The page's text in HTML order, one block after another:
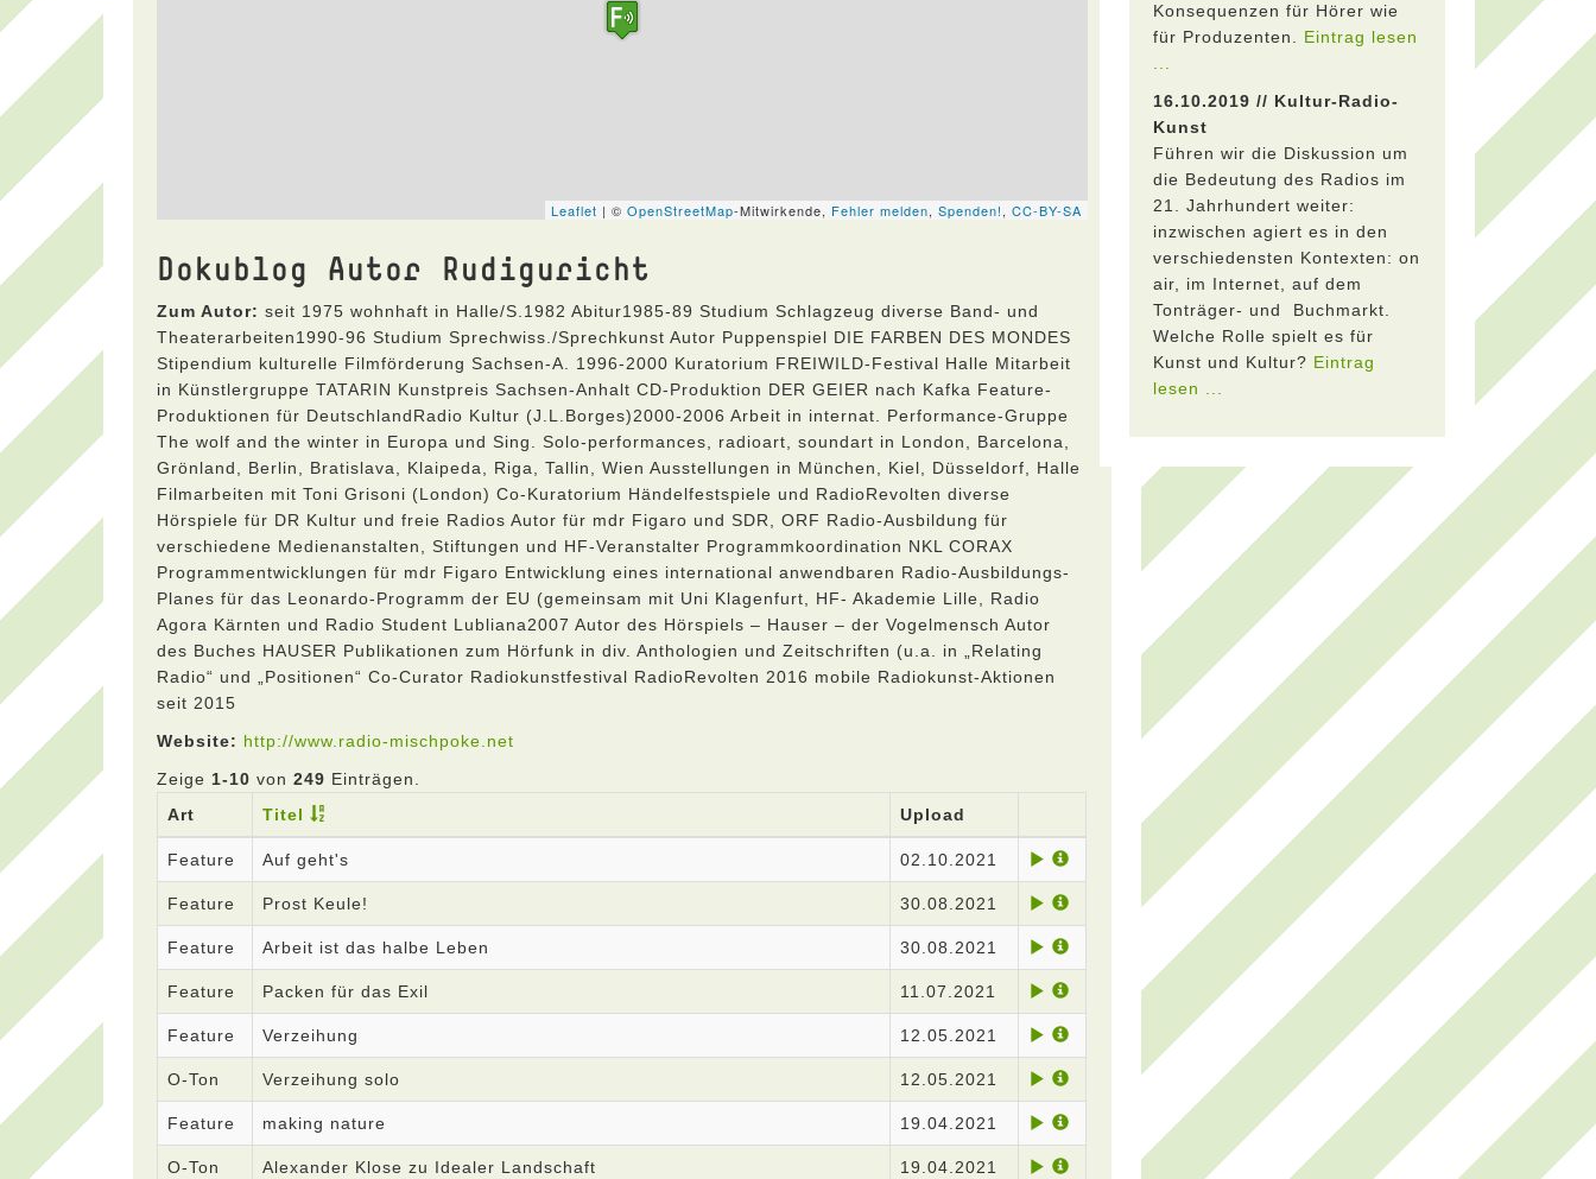
Dokublog Autor Rudiguricht
Zum Autor: seit 1975 wohnhaft in Halle/S.1982 Abitur1985-89 Studium Schlagzeug diverse Band- und
Theaterarbeiten1990-96 Studium Sprechwiss./Sprechkunst Autor Puppenspiel DIE FARBEN DES MONDES
Stipendium kulturelle Filmförderung Sachsen-A. 1996-2000 Kuratorium FREIWILD-Festival Halle Mitarbeit
in Künstlergruppe TATARIN Kunstpreis Sachsen-Anhalt CD-Produktion DER GEIER nach Kafka Feature-
Produktionen für DeutschlandRadio Kultur (J.L.Borges)2000-2006 Arbeit in internat. Performance-Gruppe
The wolf and the winter in Europa und Sing. Solo-performances, radioart, soundart in London, Barcelona,
Grönland, Berlin, Bratislava, Klaipeda, Riga, Tallin, Wien Ausstellungen in München, Kiel, Düsseldorf, Halle
Filmarbeiten mit Toni Grisoni (London) Co-Kuratorium Händelfestspiele und RadioRevolten diverse
Hörspiele für DR Kultur und freie Radios Autor für mdr Figaro und SDR, ORF Radio-Ausbildung für
verschiedene Medienanstalten, Stiftungen und HF-Veranstalter Programmkoordination NKL CORAX
Programmentwicklungen für mdr Figaro Entwicklung eines international anwendbaren Radio-Ausbildungs-
Planes für das Leonardo-Programm der EU (gemeinsam mit Uni Klagenfurt, HF- Akademie Lille, Radio
Agora Kärnten und Radio Student Lubliana2007 Autor des Hörspiels – Hauser – der Vogelmensch Autor
des Buches HAUSER Publikationen zum Hörfunk in div. Anthologien und Zeitschriften (u.a. in „Relating
Radio“ und „Positionen“ Co-Curator Radiokunstfestival RadioRevolten 2016 mobile Radiokunst-Aktionen
seit 2015
Website: http://www.radio-mischpoke.net
Zeige 1-10 von 249 Einträgen.
Art
Titel Upload
Feature Auf geht's 02.10.2021
Feature Prost Keule! 30.08.2021
Feature Arbeit ist das halbe Leben 30.08.2021
Feature Packen für das Exil 11.07.2021
Feature Verzeihung 12.05.2021
O-Ton Verzeihung solo 12.05.2021
Feature making nature 19.04.2021
O-Ton Alexander Klose zu Idealer Landschaft 19.04.2021
Konsequenzen für Hörer wie
für Produzenten. Eintrag lesen
16.10.2019 // Kultur-Radio-
Kunst
Führen wir die Diskussion um
die Bedeutung des Radios im
21. Jahrhundert weiter:
inzwischen agiert es in den
verschiedensten Kontexten: on
air, im Internet, auf dem
Tonträger- und Buchmarkt.
Welche Rolle spielt es für
Kunst und Kultur? Eintrag
lesen ...